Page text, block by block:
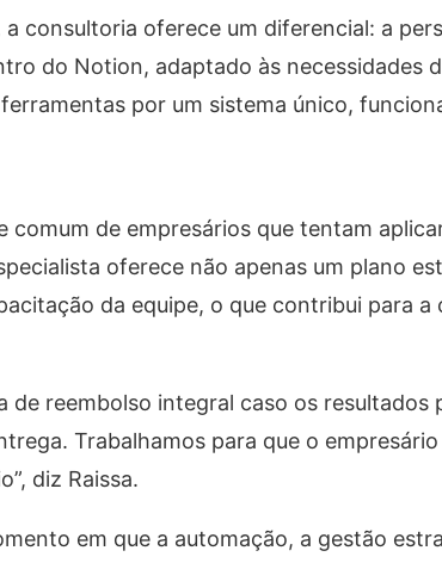
consultoria oferece um diferencial: a
do Notion, adaptado às necessidades
por um sistema único,
de empresários que tentam
oferece não apenas um plano
da equipe, o que contribui para a
de reembolso integral caso os resultados
Trabalhamos para que o
diz Raissa.
em que a automação, a gestão